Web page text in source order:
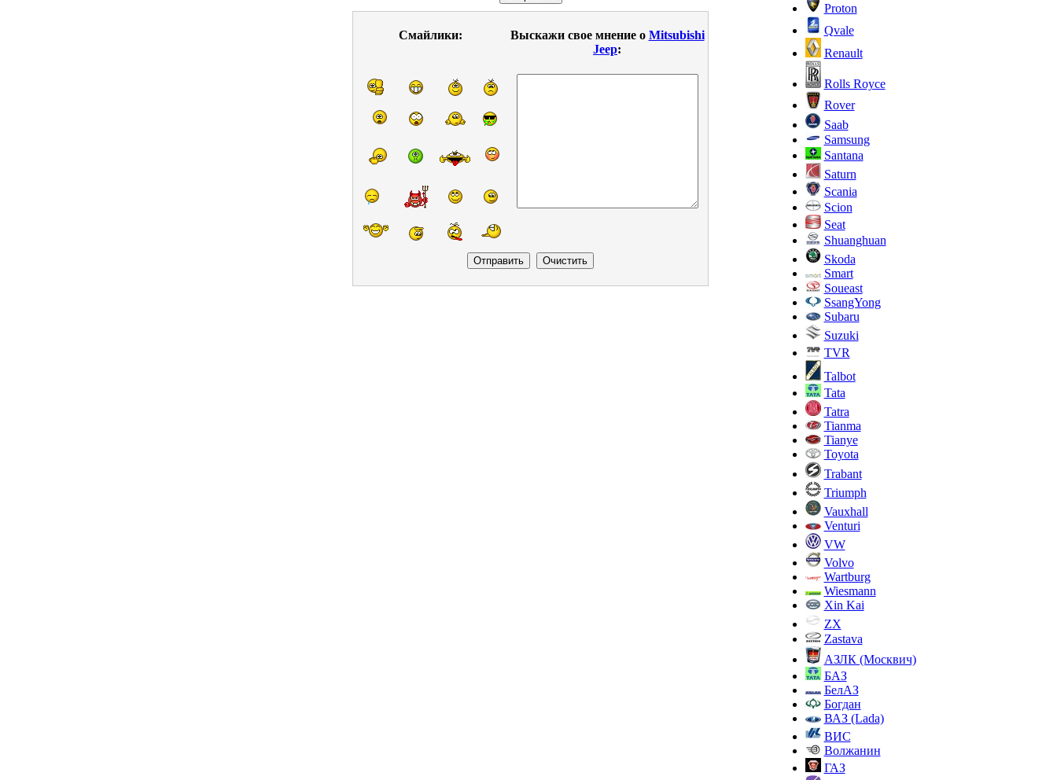
Смайлики: Выскажи свое мнение о Mitsubishi
Jeep:
Proton
Qvale
Renault
Rolls Royce
Rover
Saab
Samsung
Santana
Saturn
Scania
Scion
Seat
Shuanghuan
Skoda
Smart
Soueast
SsangYong
Subaru
Suzuki
TVR
Talbot
Tata
Tatra
Tianma
Tianye
Toyota
Trabant
Triumph
Vauxhall
Venturi
VW
Volvo
Wartburg
Wiesmann
Xin Kai
ZX
Zastava
АЗЛК (Москвич)
БАЗ
БелАЗ
Богдан
ВАЗ (Lada)
ВИС
Волжанин
ГАЗ